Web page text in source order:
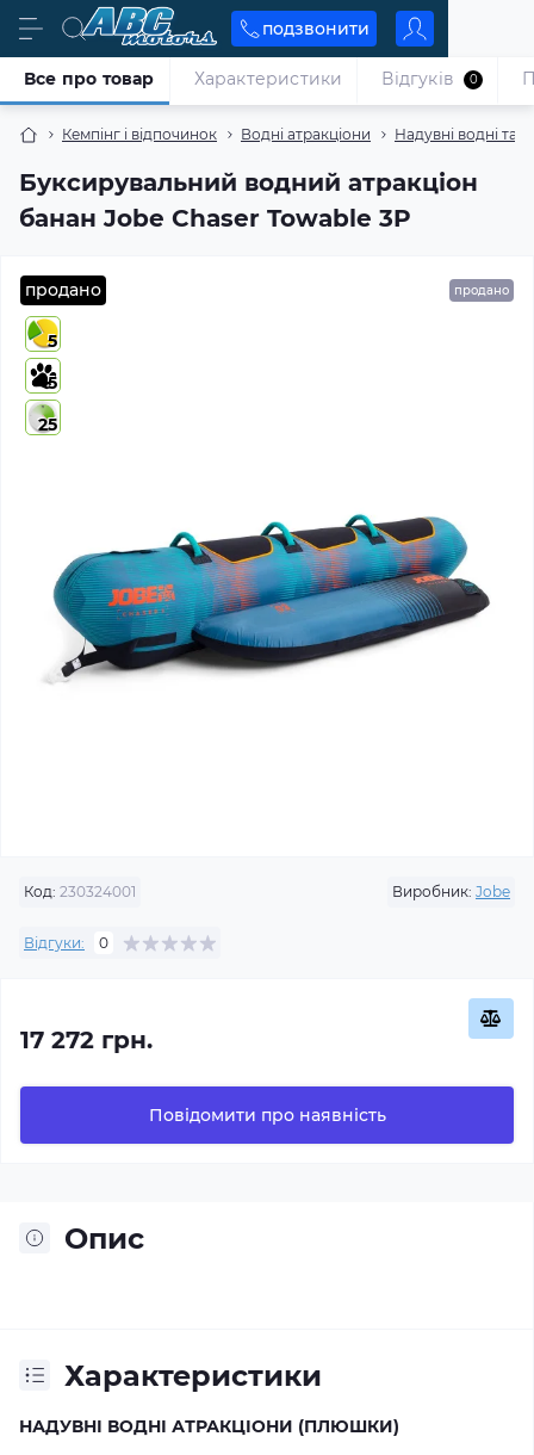
подзвонити
Кемпінг і відпочинок Водні атракціони Надувні водні
Буксирувальний водний атракціон
банан Jobe Chaser Towable 3P
Все про товар Характеристики Відгуків 0
5
5
25
продано продано
Код: 230324001 Виробник: Jobe
Відгуки: 0
17 272 грн.
Повідомити про наявність
Опис
Характеристики
НАДУВНІ ВОДНІ АТРАКЦІОНИ (ПЛЮШКИ)